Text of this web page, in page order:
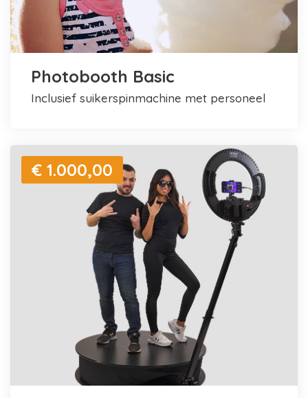
Photobooth Basic
inclusief suikerspinmachine met personeel
€ 1.000,00